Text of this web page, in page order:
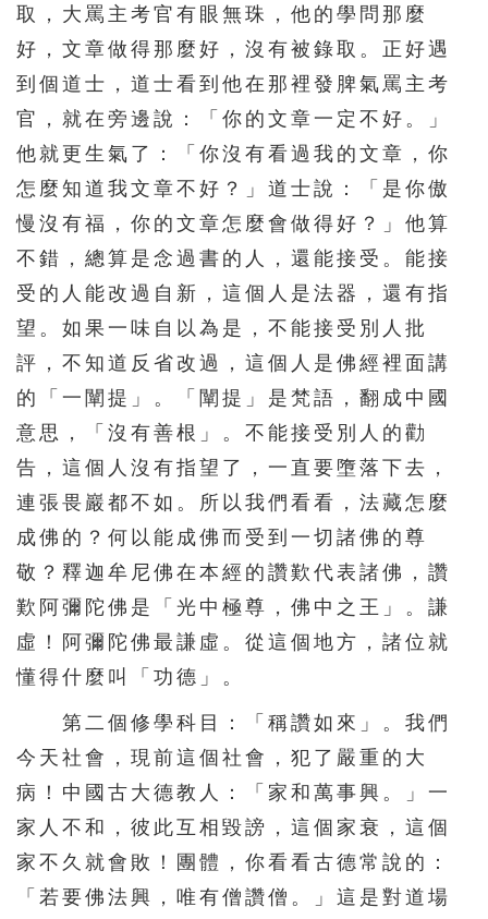
取，大罵主考官有眼無珠，他的學問那麼
好，文章做得那麼好，沒有被錄取。正好遇
到個道士，道士看到他在那裡發脾氣罵主考
官，就在旁邊說：「你的文章一定不好。」
他就更生氣了：「你沒有看過我的文章，你
怎麼知道我文章不好？」道士說：「是你傲
慢沒有福，你的文章怎麼會做得好？」他算
不錯，總算是念過書的人，還能接受。能接
受的人能改過自新，這個人是法器，還有指
望。如果一味自以為是，不能接受別人批
評，不知道反省改過，這個人是佛經裡面講
的「一闡提」。「闡提」是梵語，翻成中國
意思，「沒有善根」。不能接受別人的勸
告，這個人沒有指望了，一直要墮落下去，
連張畏巖都不如。所以我們看看，法藏怎麼
成佛的？何以能成佛而受到一切諸佛的尊
敬？釋迦牟尼佛在本經的讚歎代表諸佛，讚
歎阿彌陀佛是「光中極尊，佛中之王」。謙
虛！阿彌陀佛最謙虛。從這個地方，諸位就
懂得什麼叫「功德」。
第二個修學科目：「稱讚如來」。我們
今天社會，現前這個社會，犯了嚴重的大
病！中國古大德教人：「家和萬事興。」一
家人不和，彼此互相毀謗，這個家衰，這個
家不久就會敗！團體，你看看古德常說的：
「若要佛法興，唯有僧讚僧。」這是對道場